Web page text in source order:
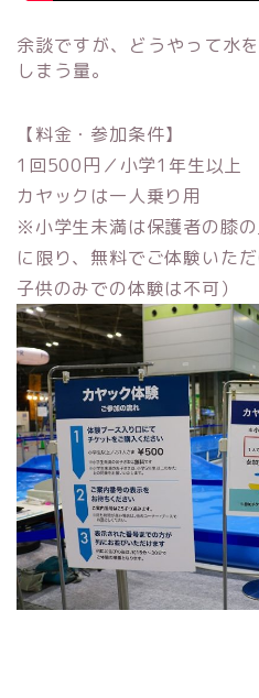
余談ですが、どうやって水
しまう量。
【料金・参加条件】
1回500円／小学1年生以上
カヤックは一人乗り用
※小学生未満は保護者の膝
に限り、無料でご体験いた
子供のみでの体験は不可）